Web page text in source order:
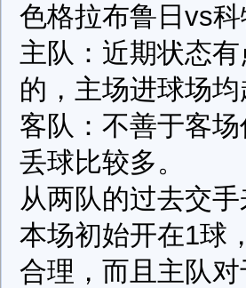
色格拉布鲁日vs科
主队：近期状态
的，主场进球场
客队：不善于客
丢球比较多。
从两队的过去交
本场初始开在1球
合理，而且主队